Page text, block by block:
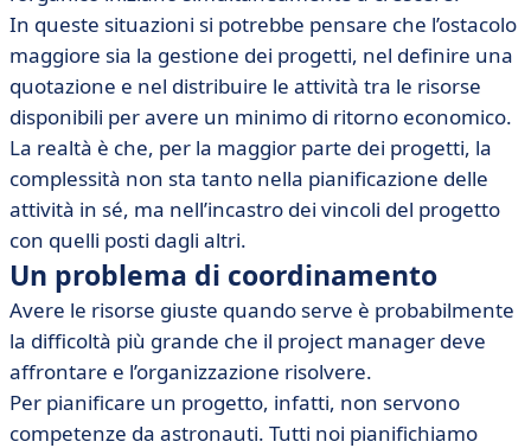
• Nel trade-off tra accuratezza e tempestività vince di
gran lunga la seconda.
• Un metodo intelligente, consapevole e distribuito
In queste situazioni si potrebbe pensare che l’ostacolo
maggiore sia la gestione dei progetti, nel definire una
quotazione e nel distribuire le attività tra le risorse
disponibili per avere un minimo di ritorno economico.
La realtà è che, per la maggior parte dei progetti, la
complessità non sta tanto nella pianificazione delle
attività in sé, ma nell’incastro dei vincoli del progetto
con quelli posti dagli altri.
Un problema di coordinamento
Avere le risorse giuste quando serve è probabilmente
la difficoltà più grande che il project manager deve
affrontare e l’organizzazione risolvere.
Per pianificare un progetto, infatti, non servono
competenze da astronauti. Tutti noi pianifichiamo